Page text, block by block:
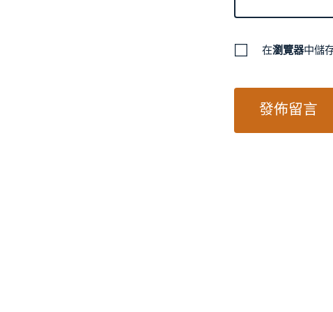
在瀏覽器中儲